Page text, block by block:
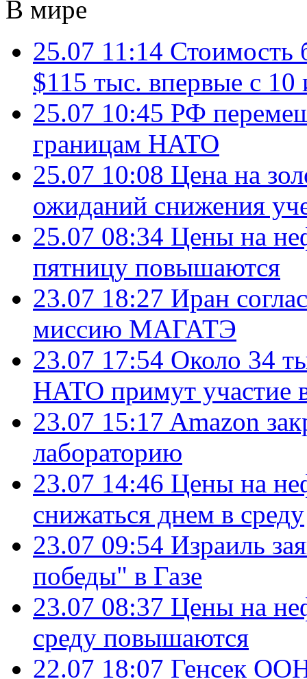
В мире
25.07 11:14 Стоимость
$115 тыс. впервые с 10
25.07 10:45 РФ
границам НАТО
25.07 10:08 Цена на
ожиданий снижения
25.07 08:34 Цены на
пятницу повышаются
23.07 18:27 Иран
миссию МАГАТЭ
23.07 17:54 Около 34
НАТО примут участие
23.07 15:17 Amazon
лабораторию
23.07 14:46 Цены на
снижаться днем в среду
23.07 09:54 Израиль
победы" в Газе
23.07 08:37 Цены на
среду повышаются
22.07 18:07 Генсек ООН